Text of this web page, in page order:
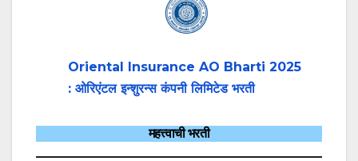
Oriental Insurance AO Bharti 2025
: ओरिएंटल इन्शुरन्स कंपनी लिमिटेड भरती
महत्त्वाची भरती